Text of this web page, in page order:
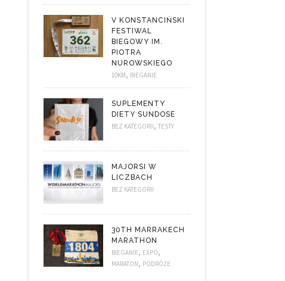
V KONSTANCIŃSKI
FESTIWAL
BIEGOWY IM.
PIOTRA
NUROWSKIEGO
10KM, BIEGANIE
SUPLEMENTY
DIETY SUNDOSE
BEZ KATEGORII, TESTY
MAJORSI W
LICZBACH
BEZ KATEGORII
30TH MARRAKECH
MARATHON
BIEGANIE, EXPO,
MARATON, PODRÓŻE